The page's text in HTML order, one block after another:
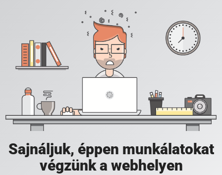
Sajnáljuk, éppen munkálatokat
végzünk a webhelyen